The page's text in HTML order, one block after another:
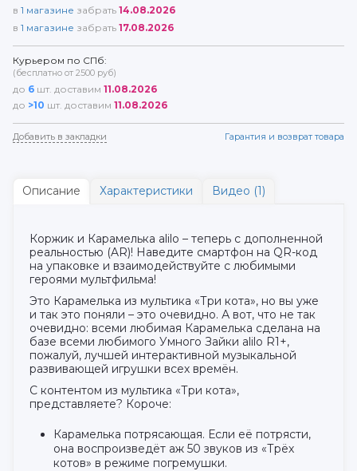
в 1 магазине забрать 14.08.2026
в 1 магазине забрать 17.08.2026
Курьером по СПб:
(бесплатно от 2500 руб)
до 6 шт. доставим 11.08.2026
до >10 шт. доставим 11.08.2026
Добавить в закладки Гарантия и возврат товара
Описание Характеристики Видео (1)
Коржик и Карамелька alilo – теперь с дополненной
реальностью (AR)! Наведите смартфон на QR-код
на упаковке и взаимодействуйте с любимыми
героями мультфильма!
Это Карамелька из мультика «Три кота», но вы уже
и так это поняли – это очевидно. А вот, что не так
очевидно: всеми любимая Карамелька сделана на
базе всеми любимого Умного Зайки alilo R1+,
пожалуй, лучшей интерактивной музыкальной
развивающей игрушки всех времён.
С контентом из мультика «Три кота»,
представляете? Короче:
Карамелька потрясающая. Если её потрясти,
она воспроизведёт аж 50 звуков из «Трёх
котов» в режиме погремушки.